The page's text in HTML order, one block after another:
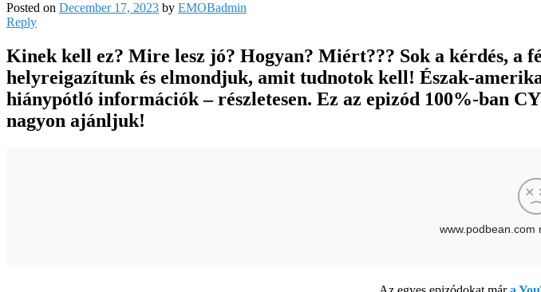
Posted on December 17, 2023 by EMOBadmin
Reply
Kinek kell ez? Mire lesz jó? Hogyan? Miért??? Sok a kérdés, a
helyreigazítunk és elmondjuk, amit tudnotok kell! Észak-
hiánypótló információk – részletesen. Ez az epizód 100%-ban
nagyon ajánljuk!